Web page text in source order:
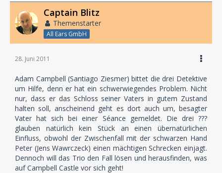
Captain Blitz
Themenstarter
All Ears GmbH
28. Juni 2011
Adam Campbell (Santiago Ziesmer) bittet die drei Detektive
um Hilfe, denn er hat ein schwerwiegendes Problem. Nicht
nur, dass er das Schloss seiner Vaters in gutem Zustand
halten soll, anscheinend geht es dort auch um, besagter
Vater hat sich bei einer Séance gemeldet. Die drei ???
glauben natürlich kein Stück an einen übernatürlichen
Einfluss, obwohl der Zwischenfall mit der schwarzen Hand
Peter (Jens Wawrczeck) einen mächtigen Schrecken einjagt.
Dennoch will das Trio den Fall lösen und herausfinden, was
auf Campbell Castle vor sich geht!